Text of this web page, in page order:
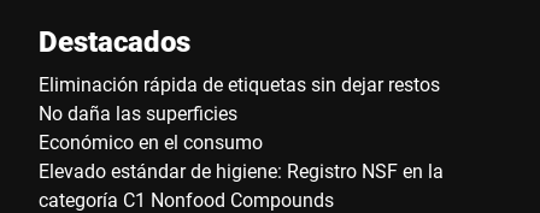
Destacados
Eliminación rápida de etiquetas sin dejar restos
No daña las superficies
Económico en el consumo
Elevado estándar de higiene: Registro NSF en la
categoría C1 Nonfood Compounds